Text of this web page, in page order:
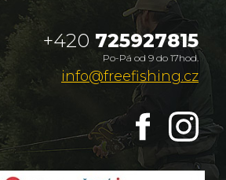
+420 725927815
Po-Pá od 9 do 17hod.
info@freefishing.cz